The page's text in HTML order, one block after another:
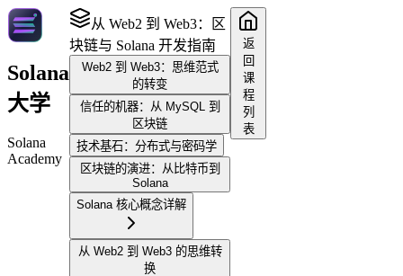
Solana
大学
Solana
Academy
从 Web2 到 Web3：区
块链与 Solana 开发指南
Web2 到 Web3：思维范式
的转变
信任的机器：从 MySQL 到
区块链
技术基石：分布式与密码学
区块链的演进：从比特币到
Solana
Solana 核心概念详解
从 Web2 到 Web3 的思维转
换
返
回
课
程
列
表